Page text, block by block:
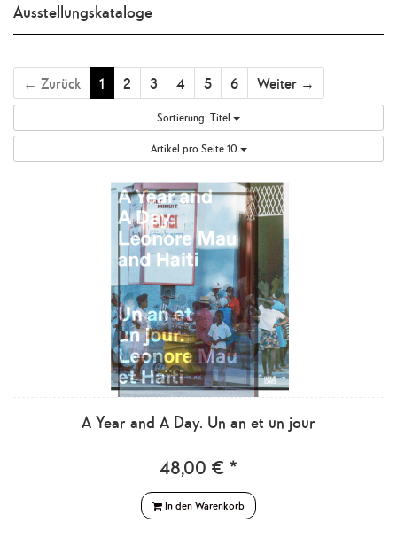
Ausstellungskataloge
← Zurück 1 2 3 4 5 6 Weiter →
Sortierung: Titel
Artikel pro Seite 10
A Year and A Day. Un an et un jour
48,00 € *
In den Warenkorb